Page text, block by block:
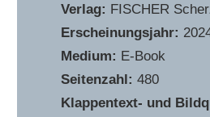
Verlag: FISCHER
Erscheinungsjahr:
Medium: E-Book
Seitenzahl:480
Klappentext- und